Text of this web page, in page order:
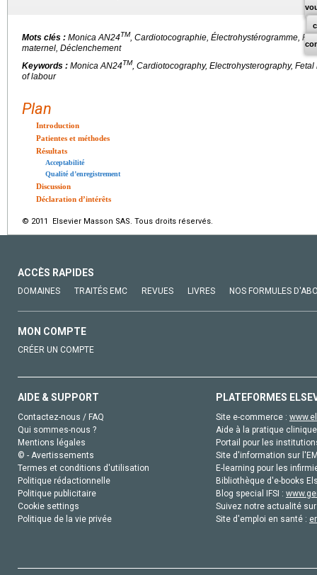
Mots clés : Monica AN24TM, Cardiotocographie, Électrohystérogramme,
maternel, Déclenchement
Keywords : Monica AN24TM, Cardiotocography, Electrohysterography,
of labour
Plan
Introduction
Patientes et méthodes
Résultats
Acceptabilité
Qualité d’enregistrement
Discussion
Déclaration d’intérêts
© 2011 Elsevier Masson SAS. Tous droits réservés.
ACCÈS RAPIDES
DOMAINES TRAITÉS EMC REVUES LIVRES NOS FORMULES
MON COMPTE
CRÉER UN COMPTE
AIDE & SUPPORT
Contactez-nous / FAQ
Qui sommes-nous ?
Mentions légales
© - Avertissements
Termes et conditions d'utilisation
Politique rédactionnelle
Politique publicitaire
Cookie settings
Politique de la vie privée
PLATEFORMES
Site e-commerce :
Aide à la pratique
Portail pour les
Site d'information sur
E-learning pour les
Bibliothèque d'e-books
Blog special IFSI :
Suivez notre actualité
Site d'emploi en santé :